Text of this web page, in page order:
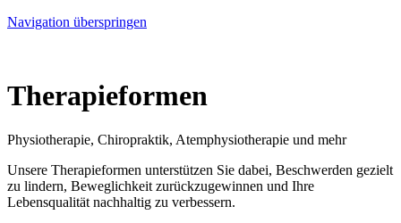
Navigation überspringen
Therapieformen
Physiotherapie, Chiropraktik, Atem­physio­therapie und mehr
Unsere Therapieformen unterstützen Sie dabei, Beschwerden gezielt
zu lindern, Beweglichkeit zurückzugewinnen und Ihre
Lebensqualität nachhaltig zu verbessern.